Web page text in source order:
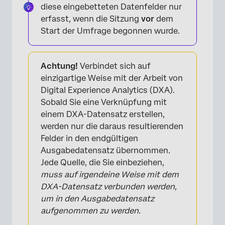
diese eingebetteten Datenfelder nur
erfasst, wenn die Sitzung vor dem
Start der Umfrage begonnen wurde.
Achtung! Verbindet sich auf
einzigartige Weise mit der Arbeit von
Digital Experience Analytics (DXA).
Sobald Sie eine Verknüpfung mit
einem DXA-Datensatz erstellen,
werden nur die daraus resultierenden
Felder in den endgültigen
Ausgabedatensatz übernommen.
Jede Quelle, die Sie einbeziehen,
muss auf irgendeine Weise mit dem
DXA-Datensatz verbunden werden,
um in den Ausgabedatensatz
aufgenommen zu werden.